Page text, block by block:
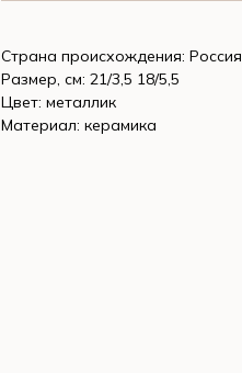
Страна происхождения: Россия
Размер, см: 21/3,5 18/5,5
Цвет: металлик
Материал: керамика